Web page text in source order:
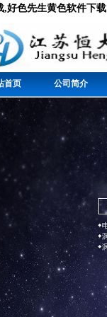
好色先生黄色软件下载
首页 公司简介